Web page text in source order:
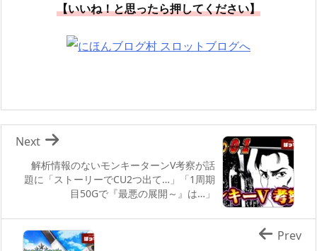
【いいね！と思ったら押してください】
解析情報のないモンキーターンV考察が話
題に「ストーリーでCU2つ出て…」「1周期
目50Gで『最悪の展開～』は…」
Next
Prev